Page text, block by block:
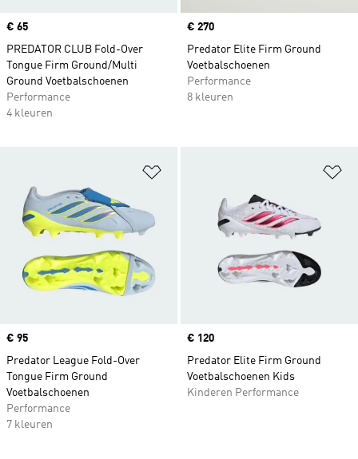
Price
€ 65
PREDATOR CLUB Fold-Over
Tongue Firm Ground/Multi
Ground Voetbalschoenen
Performance
4 kleuren
Price
€ 270
Predator Elite Firm Ground
Voetbalschoenen
Performance
8 kleuren
Price
€ 95
Predator League Fold-Over
Tongue Firm Ground
Voetbalschoenen
Performance
7 kleuren
Price
€ 120
Predator Elite Firm Ground
Voetbalschoenen Kids
Kinderen Performance